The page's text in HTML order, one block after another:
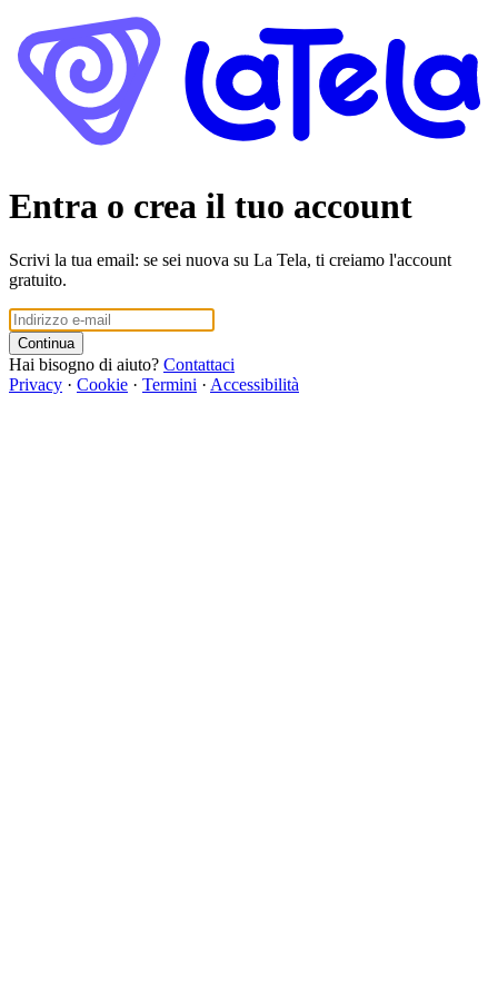
Entra o crea il tuo account
Scrivi la tua email: se sei nuova su La Tela, ti creiamo l'account
gratuito.
Continua
Hai bisogno di aiuto? Contattaci
Privacy · Cookie · Termini · Accessibilità